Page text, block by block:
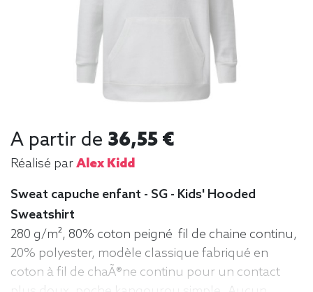
A partir de 36,55 €
Réalisé parAlex Kidd
Sweat capuche enfant - SG - Kids' Hooded
Sweatshirt
280 g/m², 80% coton peigné fil de chaine continu,
20% polyester, modèle classique fabriqué en
coton à fil de chaÃ®ne continu pour un contact